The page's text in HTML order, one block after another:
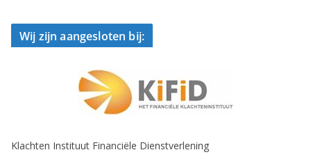
Wij zijn aangesloten bij:
Klachten Instituut Financiële Dienstverlening